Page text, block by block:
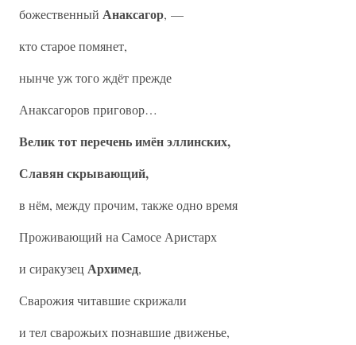
божественный Анаксагор, —
кто старое помянет,
нынче уж того ждёт прежде
Анаксагоров приговор…
Велик тот перечень имён эллинских,
Славян скрывающий,
в нём, между прочим, также одно время
Проживающий на Самосе Аристарх
и сиракузец Архимед,
Сварожия читавшие скрижали
и тел сварожьих познавшие движенье,